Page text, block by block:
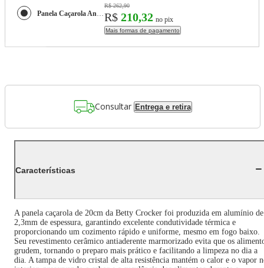
Panela Caçarola Antiaderente Alumínio 20cm Betty Crocker
R$ 262,90
R$ 210,32 no pix
Mais formas de pagamento
Consultar Entrega e retira
Características
A panela caçarola de 20cm da Betty Crocker foi produzida em alumínio de
2,3mm de espessura, garantindo excelente condutividade térmica e
proporcionando um cozimento rápido e uniforme, mesmo em fogo baixo.
Seu revestimento cerâmico antiaderente marmorizado evita que os
grudem, tornando o preparo mais prático e facilitando a limpeza no dia a
dia. A tampa de vidro cristal de alta resistência mantém o calor e o vapor